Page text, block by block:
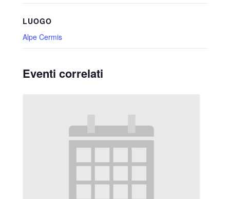
LUOGO
Alpe Cermis
Eventi correlati